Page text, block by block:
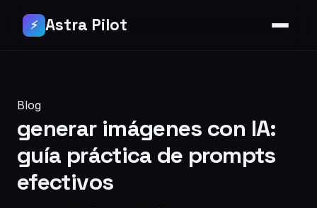
⚡ Astra Pilot
Blog
generar imágenes con IA:
guía práctica de prompts
efectivos